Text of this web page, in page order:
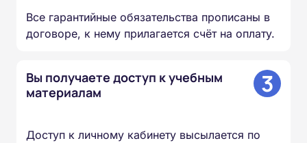
Все гарантийные обязательства прописаны в
договоре, к нему прилагается счёт на оплату.
Вы получаете доступ к учебным
материалам
3
Доступ к личному кабинету высылается по